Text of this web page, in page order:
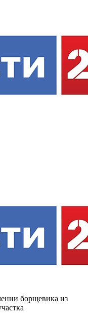
борщевика из